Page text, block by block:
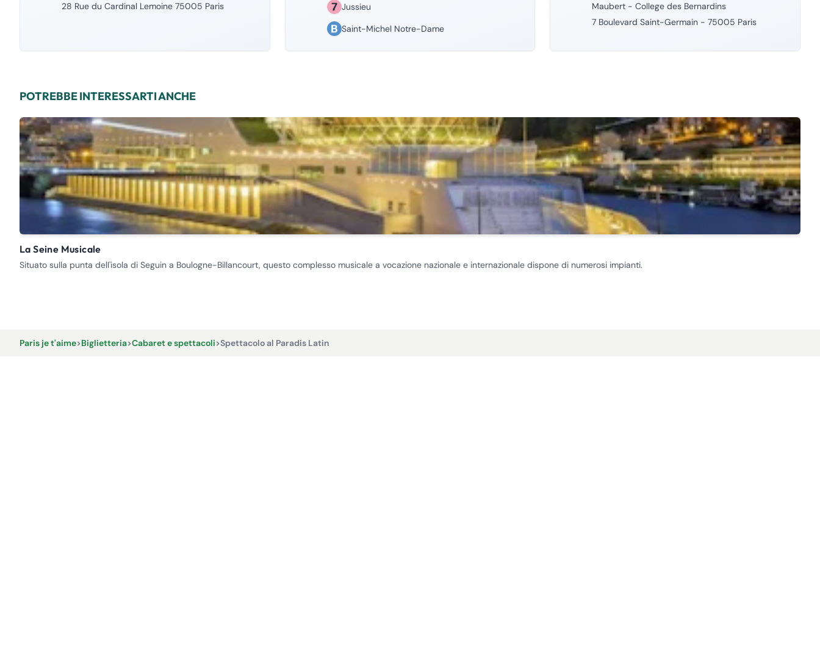
28 Rue du Cardinal Lemoine 75005 Paris
Jussieu
Saint-Michel Notre-Dame
Maubert - College des Bernardins
7 Boulevard Saint-Germain - 75005 Paris
POTREBBE INTERESSARTI ANCHE
La Seine Musicale
Situato sulla punta dell'isola di Seguin a Boulogne-Billancourt, questo complesso musicale a vocazione nazionale e internazionale dispone di numerosi impianti.
Paris je t'aime>Biglietteria>Cabaret e spettacoli>Spettacolo al Paradis Latin